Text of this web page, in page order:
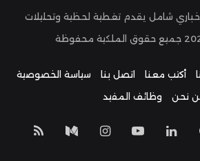
إخباري شامل يقدم تغطية لحظية وتحليلات
جميع حقوق الملكية محفوظة
أكتب معنا اتصل بنا
سياسة الخصوصية
نحن
وظائف المفيد
بينتيريست
لينكدإن‫YouTube
انستقراموسط